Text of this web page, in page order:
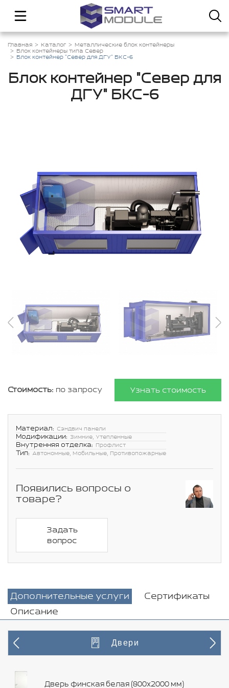
Главная Каталог
Металлические блок контейнеры
Блок контейнеры типа Север
Блок контейнер "Север для ДГУ" БКС-6
Блок контейнер "Север для
ДГУ" БКС-6
Стоимость: по запросу Узнать стоимость
Материал: Сэндвич панели
Модификации: Зимние, Утепленные
Внутренняя отделка: Профлист
Тип: Автономные, Мобильные, Противопожарные
Появились вопросы о
товаре?
Задать
вопрос
Дополнительные услуги
Сертификаты
Описание
Двери
Дверь финская белая (800х2000 мм)